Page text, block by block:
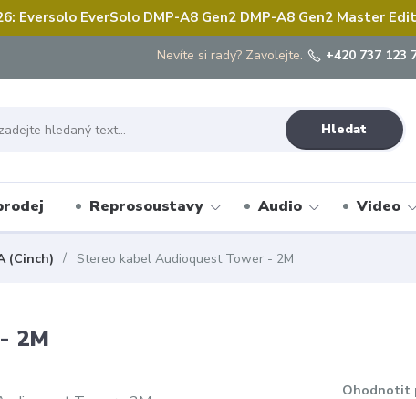
Eversolo EverSolo DMP-A8 Gen2 DMP-A8 Gen2 Master
Hledat
Nevíte si rady? Zavolejte. +420 737 123
Reprosoustavy Audio Video
(Cinch) Stereo kabel Audioquest Tower - 2M
2M
Ohodnotit